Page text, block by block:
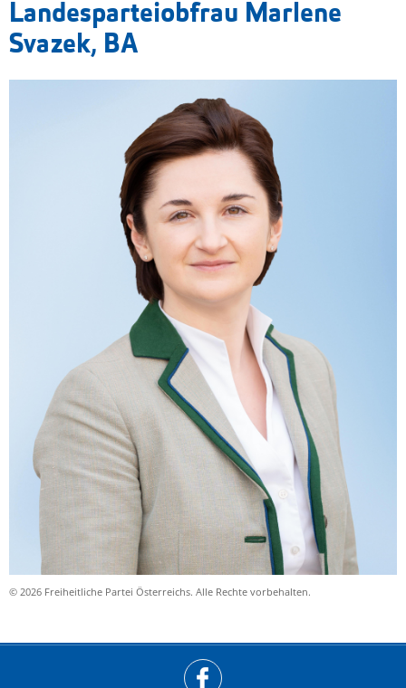
Landesparteiobfrau Marlene
Svazek, BA
© 2026 Freiheitliche Partei Österreichs. Alle Rechte vorbehalten.